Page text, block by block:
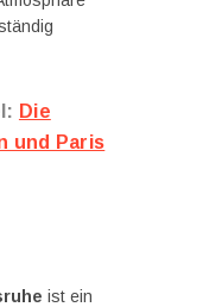
Die
und Paris
ist ein